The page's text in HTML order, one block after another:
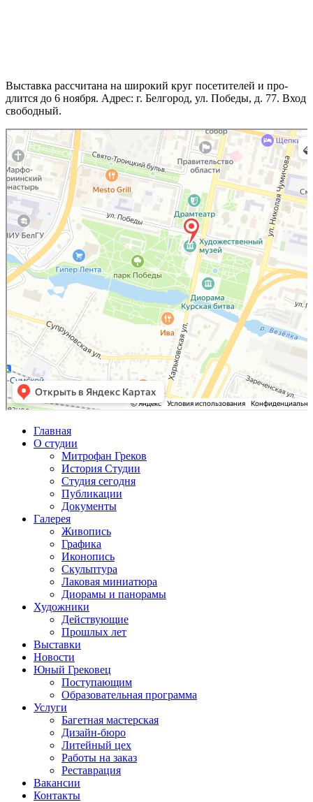
Выставка рас­счи­та­на на широ­кий круг посе­ти­те­лей и про­
длит­ся до 6 нояб­ря. Адрес: г. Белгород, ул. Победы, д. 77. Вход
свободный.
Белгород
Яндекс Карты — транс­порт, нави­га­ция, поиск мест
Главная
О студии
Митрофан Греков
История Студии
Студия сегодня
Публикации
Документы
Галерея
Живопись
Графика
Иконопись
Скульптура
Лаковая миниатюра
Диорамы и панорамы
Художники
Действующие
Прошлых лет
Выставки
Новости
Юный Грековец
Поступающим
Образовательная программа
Услуги
Багетная мастерская
Дизайн-бюро
Литейный цех
Работы на заказ
Реставрация
Вакансии
Контакты